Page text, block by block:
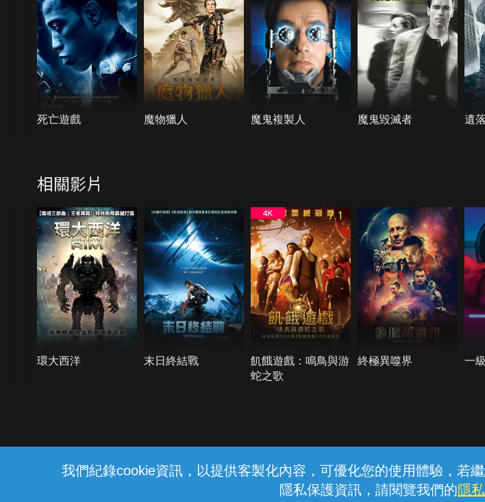
我們紀錄cookie資訊，以提供客製化內容，可優化您的使用體驗，若
隱私保護資訊，請閱覽我們的隱
死亡遊戲 魔物獵人 魔鬼複製人 魔鬼毀滅者 遺
相關影片
環大西洋 末日終結戰
7.1
飢餓遊戲：鳴鳥與游
蛇之歌
終極異噬界 一
線上客服 服務
中華電信股份有限公司個人家庭分公司